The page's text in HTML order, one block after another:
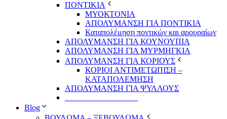
ΠΟΝΤΙΚΙΑ
ΜΥΟΚΤΟΝΙΑ
ΑΠΟΛΥΜΑΝΣΗ ΓΙΑ ΠΟΝΤΙΚΙΑ
Καταπολέμηση ποντικών και αρουραίων
ΑΠΟΛΥΜΑΝΣΗ ΓΙΑ ΚΟΥΝΟΥΠΙΑ
ΑΠΟΛΥΜΑΝΣΗ ΓΙΑ ΜΥΡΜΗΓΚΙΑ
ΑΠΟΛΥΜΑΝΣΗ ΓΙΑ ΚΟΡΙΟΥΣ
ΚΟΡΙΟΙ ΑΝΤΙΜΕΤΩΠΙΣΗ –
ΚΑΤΑΠΟΛΕΜΗΣΗ
ΑΠΟΛΥΜΑΝΣΗ ΓΙΑ ΨΥΛΛΟΥΣ
Blog